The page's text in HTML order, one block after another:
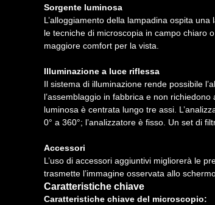
Sorgente luminosa
L’alloggiamento della lampadina ospita
le tecniche di microscopia in campo chiaro
maggiore comfort per la vista.
Illuminazione a luce riflessa
Il sistema di illuminazione rende possibile
l’assemblaggio in fabbrica e non
luminosa è centrata lungo tre assi.
0° a 360°; l’analizzatore è fisso. Un set di
Accessori
L’uso di accessori aggiuntivi migliorerà le
trasmette l’immagine osservata allo
Caratteristiche chiave
Caratteristiche chiave del microscopio: